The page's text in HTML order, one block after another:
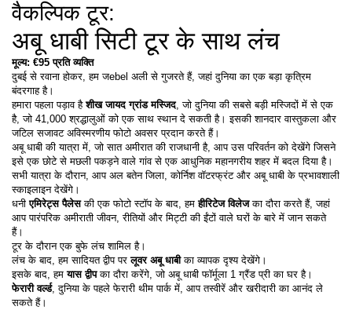
वैकल्पिक टूर:
अबू धाबी सिटी टूर के साथ लंच
मूल्य: €95 प्रति व्यक्ति
दुबई से रवाना होकर, हम जebel अली से गुजरते हैं, जहां दुनिया का एक बड़ा कृत्रिम
बंदरगाह है।
हमारा पहला पड़ाव है शीख जायद ग्रांड मस्जिद, जो दुनिया की सबसे बड़ी मस्जिदों में से एक
है, जो 41,000 श्रद्धालुओं को एक साथ स्थान दे सकती है। इसकी शानदार वास्तुकला और
जटिल सजावट अविस्मरणीय फोटो अवसर प्रदान करते हैं।
अबू धाबी की यात्रा में, जो सात अमीरात की राजधानी है, आप उस परिवर्तन को देखेंगे जिसने
इसे एक छोटे से मछली पकड़ने वाले गांव से एक आधुनिक महानगरीय शहर में बदल दिया है।
सभी यात्रा के दौरान, आप अल बतेन जिला, कोर्निश वॉटरफ्रंट और अबू धाबी के प्रभावशाली
स्काइलाइन देखेंगे।
धनी एमिरेट्स पैलेस की एक फोटो स्टॉप के बाद, हम हीरिटेज विलेज का दौरा करते हैं, जहां
आप पारंपरिक अमीराती जीवन, रीतियों और मिट्टी की ईंटों वाले घरों के बारे में जान सकते
हैं।
टूर के दौरान एक बुफे लंच शामिल है।
लंच के बाद, हम सादियत द्वीप पर लूवर अबू धाबी का व्यापक दृश्य देखेंगे।
इसके बाद, हम यास द्वीप का दौरा करेंगे, जो अबू धाबी फॉर्मूला 1 ग्रैंड प्री का घर है।
फेरारी वर्ल्ड, दुनिया के पहले फेरारी थीम पार्क में, आप तस्वीरें और खरीदारी का आनंद ले
सकते हैं।